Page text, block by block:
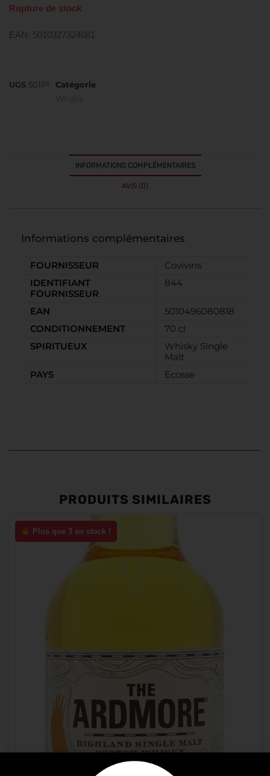
Rupture de stock
EAN: 5010327324081
UGS 501P1
Catégorie
Whisky
INFORMATIONS COMPLÉMENTAIRES
AVIS (0)
Informations complémentaires
FOURNISSEUR
Covivins
IDENTIFIANT
FOURNISSEUR
844
EAN
5010496080818
CONDITIONNEMENT
70 cl
SPIRITUEUX
Whisky Single
Malt
PAYS
Ecosse
PRODUITS SIMILAIRES
Plus que 3 en stock !